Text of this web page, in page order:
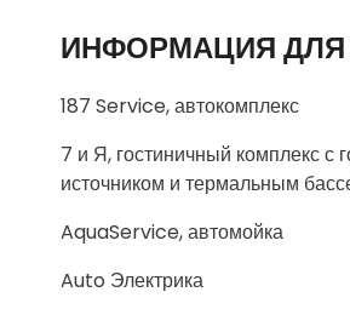
ИНФОРМАЦИЯ ДЛЯ
187 Service, автокомплекс
7 и Я, гостиничный комплекс с
источником и термальным
AquaService, автомойка
Auto Электрика